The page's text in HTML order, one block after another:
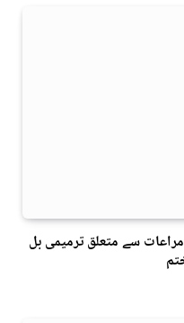
سے متعلق ترمیمی بل